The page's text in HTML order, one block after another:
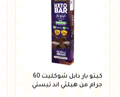
كيتو بار دابل شوكليت 60
جرام من هيلثي اند تيستي